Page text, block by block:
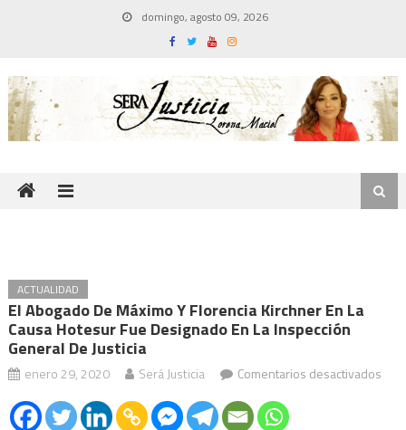
domingo, agosto 09, 2026
ACTUALIDAD
El Abogado De Máximo Y Florencia Kirchner En La
Causa Hotesur Fue Designado En La Inspección
General De Justicia
enero 29, 2020 Será Justicia Comentarios desactivadosen